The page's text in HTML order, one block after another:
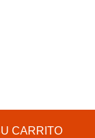
CARRITO